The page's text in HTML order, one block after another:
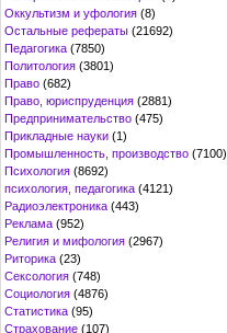
Оккультизм и уфология (8)
Остальные рефераты (21692)
Педагогика (7850)
Политология (3801)
Право (682)
Право, юриспруденция (2881)
Предпринимательство (475)
Прикладные науки (1)
Промышленность, производство (7100)
Психология (8692)
психология, педагогика (4121)
Радиоэлектроника (443)
Реклама (952)
Религия и мифология (2967)
Риторика (23)
Сексология (748)
Социология (4876)
Статистика (95)
Страхование (107)